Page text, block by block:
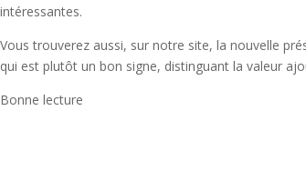
intéressantes.
Vous trouverez aussi, sur notre site, la nouvelle
qui est plutôt un bon signe, distinguant la valeur
Bonne lecture